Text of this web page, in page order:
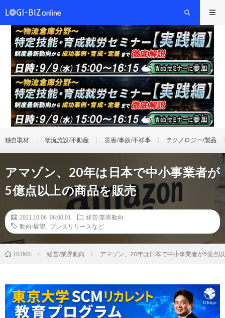
独自取材 物流施設/不動産 災害/事故/不祥事 テクノロジー/製品
アマゾン、20年は日本で中小事業者が
5億点以上の商品を販売
2021.10.06 06:00:01
経営/業界動向
動向/展望
プレスリリースなど
HOME 経営/業界動向 アマゾン、20年は日本で中小事業者が5億点